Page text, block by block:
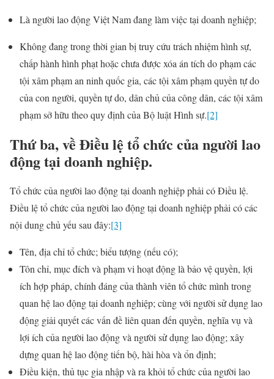
Là người lao động Việt Nam đang làm việc tại doanh nghiệp;
Không đang trong thời gian bị truy cứu trách nhiệm hình sự,
chấp hành hình phạt hoặc chưa được xóa án tích do phạm các
tội xâm phạm an ninh quốc gia, các tội xâm phạm quyền tự do
của con người, quyền tự do, dân chủ của công dân, các tội xâm
phạm sở hữu theo quy định của Bộ luật Hình sự.[2]
Thứ ba, về Điều lệ tổ chức của người lao
động tại doanh nghiệp.
Tổ chức của người lao động tại doanh nghiệp phải có Điều lệ.
Điều lệ tổ chức của người lao động tại doanh nghiệp phải có các
nội dung chủ yếu sau đây:[3]
Tên, địa chỉ tổ chức; biểu tượng (nếu có);
Tôn chỉ, mục đích và phạm vi hoạt động là bảo vệ quyền, lợi
ích hợp pháp, chính đáng của thành viên tổ chức mình trong
quan hệ lao động tại doanh nghiệp; cùng với người sử dụng lao
động giải quyết các vấn đề liên quan đến quyền, nghĩa vụ và
lợi ích của người lao động và người sử dụng lao động; xây
dựng quan hệ lao động tiến bộ, hài hòa và ổn định;
Điều kiện, thủ tục gia nhập và ra khỏi tổ chức của người lao